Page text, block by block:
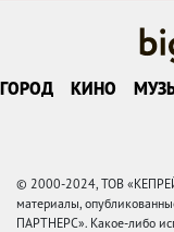
ГОРОД КИНО
© 2000-2024, ТОВ
материалы,
ПАРТНЕРС». Какое-либо